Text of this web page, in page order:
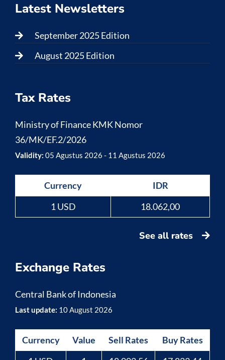
Latest Newsletters
September 2025 Edition
August 2025 Edition
Tax Rates
Ministry of Finance KMK Nomor
36/MK/EF.2/2026
Validity: 05 Agustus 2026 - 11 Agustus 2026
Currency
IDR
1 USD
18.062,00
See all rates
Exchange Rates
Central Bank of Indonesia
Last update: 10 August 2026
Currency Value Sell Rates
Buy Rates